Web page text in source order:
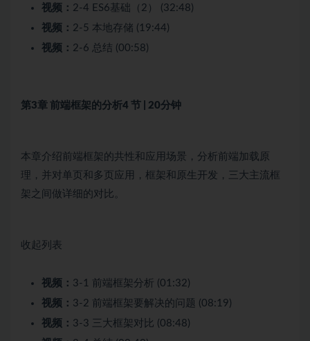
视频： 2-4 ES6基础（2） (32:48)
视频： 2-5 本地存储 (19:44)
视频： 2-6 总结 (00:58)
第3章 前端框架的分析4 节 | 20分钟
本章介绍前端框架的共性和应用场景，分析前端加载原
理，并对单页和多页应用，框架和原生开发，三大主流框
架之间做详细的对比。
收起列表
视频： 3-1 前端框架分析 (01:32)
视频： 3-2 前端框架要解决的问题 (08:19)
视频： 3-3 三大框架对比 (08:48)